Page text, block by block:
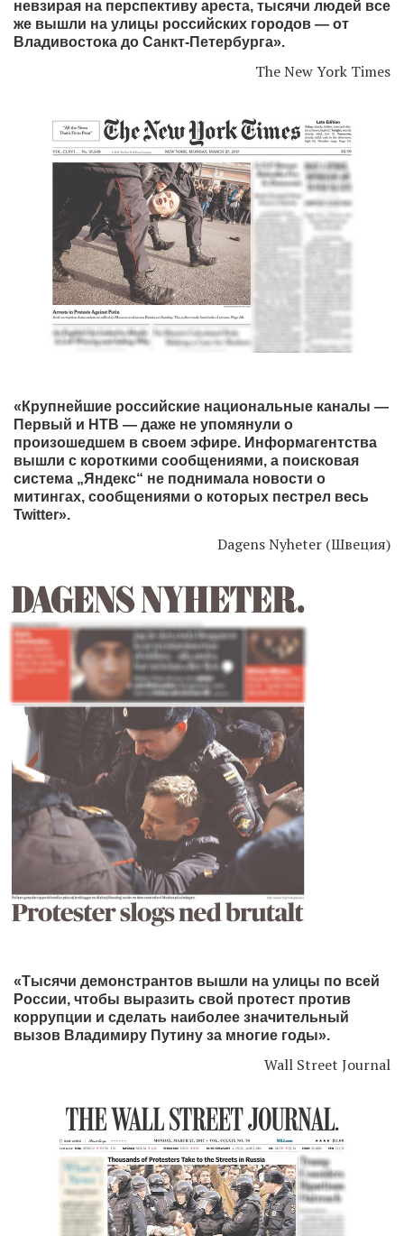
невзирая на перспективу ареста, тысячи людей все
же вышли на улицы российских городов — от
Владивостока до Санкт-Петербурга».
The New York Times
«Крупнейшие российские национальные каналы —
Первый и НТВ — даже не упомянули о
произошедшем в своем эфире. Информагентства
вышли с короткими сообщениями, а поисковая
система „Яндекс“ не поднимала новости о
митингах, сообщениями о которых пестрел весь
Twitter».
Dagens Nyheter (Швеция)
«Тысячи демонстрантов вышли на улицы по всей
России, чтобы выразить свой протест против
коррупции и сделать наиболее значительный
вызов Владимиру Путину за многие годы».
Wall Street Journal